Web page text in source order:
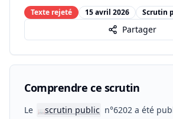
Texte rejeté 15 avril 2026 Scrutin
Partager
Comprendre ce scrutin
Le 📖scrutin public n°6202 a été